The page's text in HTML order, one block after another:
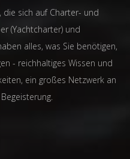
die sich auf Charter- und
(Yachtcharter) und
alles, was Sie benötigen,
- reichhaltiges Wissen und
ein großes Netzwerk an